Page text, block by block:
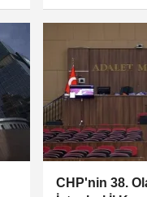
CHP'nin 38.